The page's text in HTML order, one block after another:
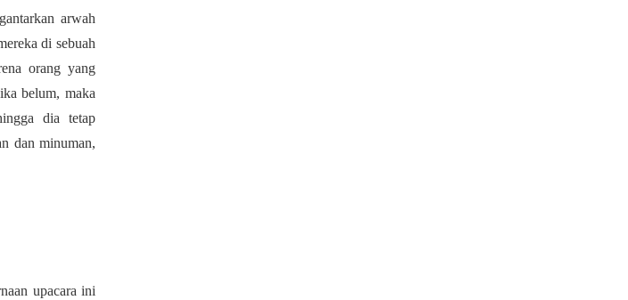
arwah
di sebuah
orang yang
belum, maka
dia tetap
dan minuman,
upacara ini